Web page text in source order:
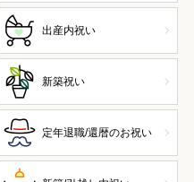
出産内祝い
新築祝い
定年退職/還暦のお祝い